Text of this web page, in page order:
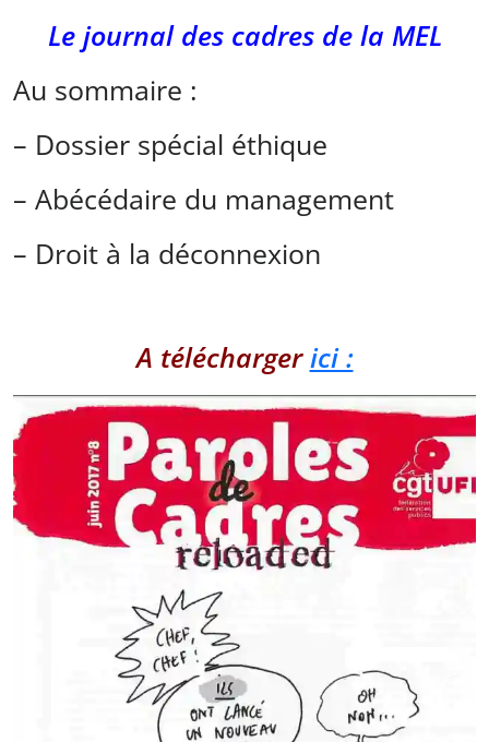
Le journal des cadres de la MEL
Au sommaire :
– Dossier spécial éthique
– Abécédaire du management
– Droit à la déconnexion
A télécharger ici :